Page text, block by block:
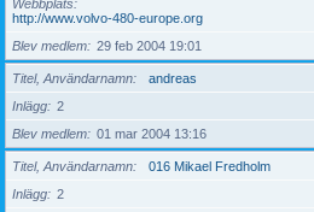
Webbplats
http://www.volvo-480-europe.org
Blev medlem
29 feb 2004 19:01
Titel, Användarnamn
andreas
Inlägg
2
Blev medlem
01 mar 2004 13:16
Titel, Användarnamn
016 Mikael Fredholm
Inlägg
2